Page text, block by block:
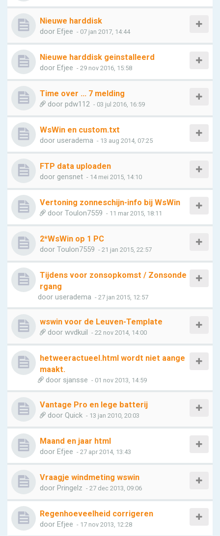
Nieuwe harddisk
door Efjee - 07 jan 2017, 14:44
Nieuwe harddisk geinstalleerd
door Efjee - 29 nov 2016, 15:58
Time over ... 7 melding
door pdw112 - 03 jul 2016, 16:59
WsWin en custom.txt
door useradema - 13 aug 2014, 07:25
FTP data uploaden
door gensnet - 14 mei 2015, 14:10
Vertoning zonneschijn-info bij WsWin
door Toulon7559 - 11 mar 2015, 18:11
2*WsWin op 1 PC
door Toulon7559 - 21 jan 2015, 22:57
Tijdens voor zonsopkomst / Zonsonde
rgang
door useradema - 27 jan 2015, 12:57
wswin voor de Leuven-Template
door wvdkuil - 22 nov 2014, 14:00
hetweeractueel.html wordt niet aange
maakt.
door sjansse - 01 nov 2013, 14:59
Vantage Pro en lege batterij
door Quick - 13 jan 2010, 20:03
Maand en jaar html
door Efjee - 27 apr 2014, 13:43
Vraagje windmeting wswin
door Pringelz - 27 dec 2013, 09:06
Regenhoeveelheid corrigeren
door Efjee - 17 nov 2013, 12:28